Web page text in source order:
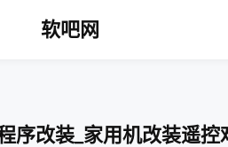
软吧网
序改装_家用机改装遥